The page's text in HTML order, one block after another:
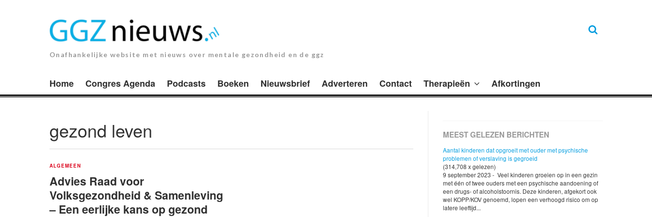
Onafhankelijke website met nieuws over mentale gezondheid en de ggz
Home Congres Agenda Podcasts Boeken Nieuwsbrief Adverteren Contact Therapieën Afkortingen
gezond leven
ALGEMEEN
Advies Raad voor
Volksgezondheid & Samenleving
– Een eerlijke kans op gezond
MEEST GELEZEN BERICHTEN
Aantal kinderen dat opgroeit met ouder met psychische
problemen of verslaving is gegroeid
(314,708 x gelezen)
9 september 2023 - Veel kinderen groeien op in een gezin
met één of twee ouders met een psychische aandoening of
een drugs- of alcoholstoornis. Deze kinderen, afgekort ook
wel KOPP/KOV genoemd, lopen een verhoogd risico om op
latere leeftijd...